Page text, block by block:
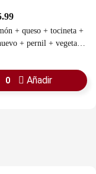
+ queso + tocineta +
+ pernil + vegetales
0 Añadir